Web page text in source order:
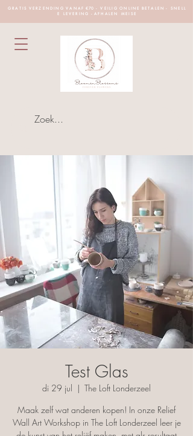
G R A T I S V E R Z E N D I N G V A N A F €70 - V E I L I G O N L I N E B E T A L E N - S N E L L
E L E V E R I N G - A F H A L E N M E I S E
Test Glas
di 29 jul
  |
The Loft Londerzeel
Maak zelf wat anderen kopen! In onze Relief
Wall Art Workshop in The Loft Londerzeel leer je